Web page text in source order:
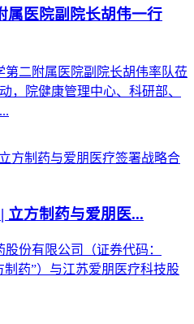
属医院副院长胡伟一行
第二附属医院副院长胡伟率队莅
，院健康管理中心、科研部、
立方制药与爱朋医...
份有限公司（证券代码：
制药”）与江苏爱朋医疗科技股